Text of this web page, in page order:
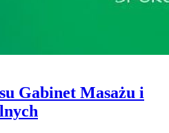
Gabinet Masażu i